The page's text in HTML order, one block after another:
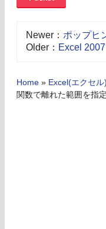
Newer： ポップヒ
Older： Excel
Home » Excel(エクセ
関数で離れた範囲を指定